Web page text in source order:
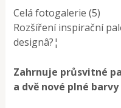
Celá fotogalerie (5)
Rozšíření inspirační
designâ?¦
Zahrnuje průsvitné
a dvě nové plné barvy